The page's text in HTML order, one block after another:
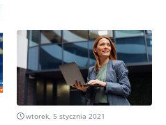
wtorek, 5 stycznia 2021